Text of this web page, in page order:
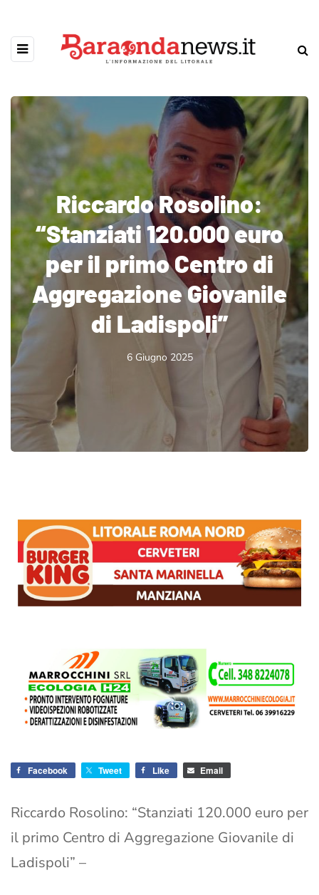
Riccardo Rosolino:
“Stanziati 120.000 euro
per il primo Centro di
Aggregazione Giovanile
di Ladispoli”
6 Giugno 2025
Facebook Tweet Like Email
Riccardo Rosolino: “Stanziati 120.000 euro per
il primo Centro di Aggregazione Giovanile di
Ladispoli” –